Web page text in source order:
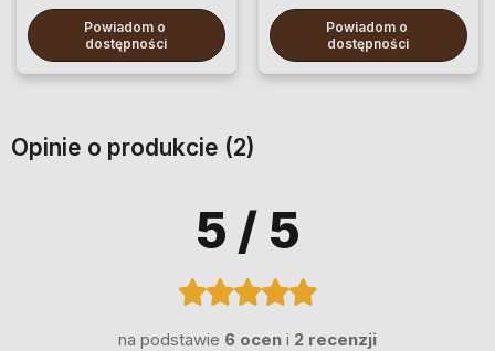
Powiadom o
dostępności
Powiadom o
dostępności
Opinie o produkcie (2)
5 / 5
na podstawie 6 ocen i 2 recenzji